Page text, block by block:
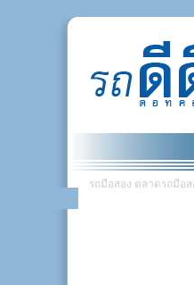
รถมือสอง ตลาดรถมือส